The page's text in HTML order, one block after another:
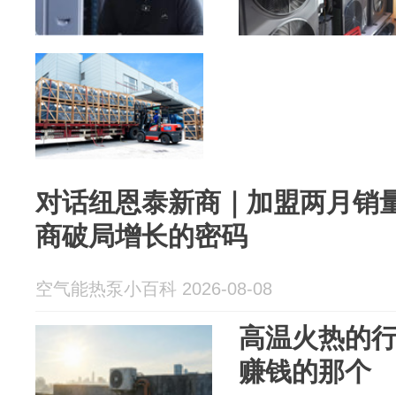
对话纽恩泰新商｜加盟两月销
商破局增长的密码
空气能热泵小百科 2026-08-08
高温火热的
赚钱的那个